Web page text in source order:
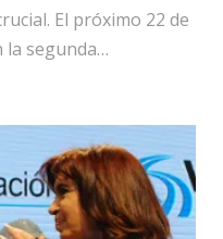
El próximo 22 de
la segunda…